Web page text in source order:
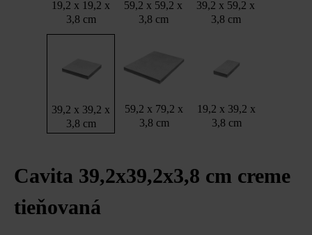
19,2 x 19,2 x
3,8 cm
59,2 x 59,2 x
3,8 cm
39,2 x 59,2 x
3,8 cm
39,2 x 39,2 x
3,8 cm
59,2 x 79,2 x
3,8 cm
19,2 x 39,2 x
3,8 cm
Cavita 39,2x39,2x3,8 cm creme
tieňovaná